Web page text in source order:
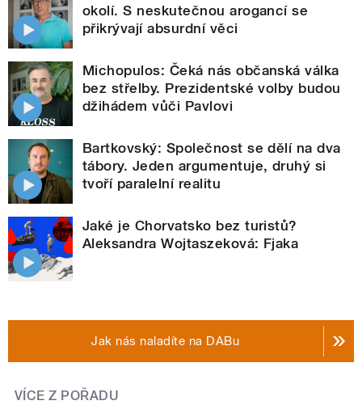
okolí. S neskutečnou arogancí se
přikrývají absurdní věci
Michopulos: Čeká nás občanská válka
bez střelby. Prezidentské volby budou
džihádem vůči Pavlovi
Bartkovský: Společnost se dělí na dva
tábory. Jeden argumentuje, druhý si
tvoří paralelní realitu
Jaké je Chorvatsko bez turistů?
Aleksandra Wojtaszeková: Fjaka
Jak nás naladíte na DABu
VÍCE Z POŘADU